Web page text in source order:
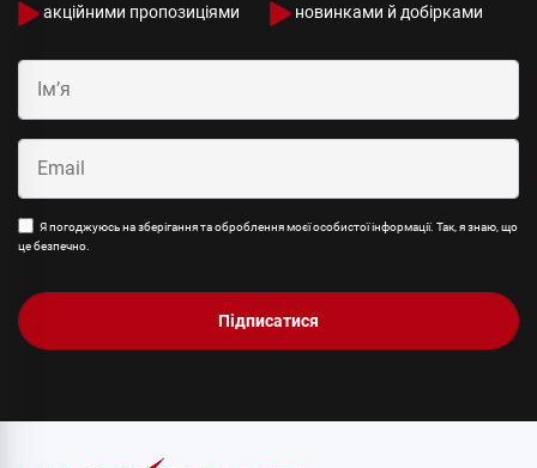
акційними пропозиціями новинками й добірками
Я погоджуюсь на зберігання та оброблення моєї особистої інформації. Так, я знаю, що
це безпечно.
Підписатися